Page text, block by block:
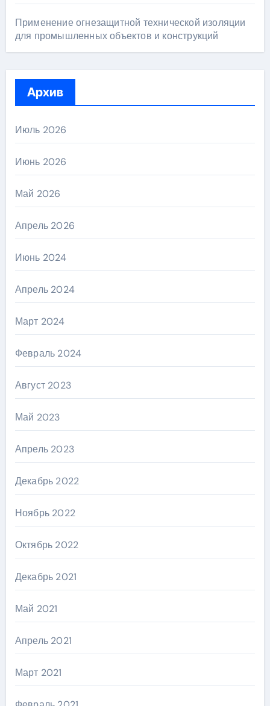
Применение огнезащитной технической изоляции
для промышленных объектов и конструкций
Архив
Июль 2026
Июнь 2026
Май 2026
Апрель 2026
Июнь 2024
Апрель 2024
Март 2024
Февраль 2024
Август 2023
Май 2023
Апрель 2023
Декабрь 2022
Ноябрь 2022
Октябрь 2022
Декабрь 2021
Май 2021
Апрель 2021
Март 2021